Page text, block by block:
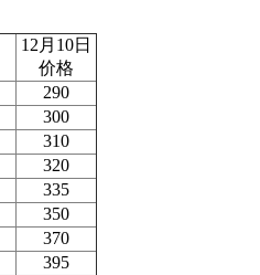
12月10日
价格
290
300
310
320
335
350
370
395